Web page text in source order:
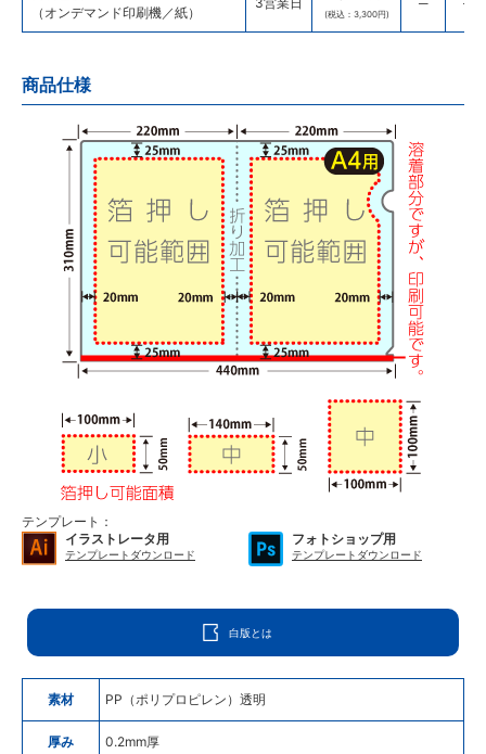
（オンデマンド印刷機／紙）
(税込：3,300円)
商品仕様
テンプレート：
イラストレータ用
テンプレートダウンロード
フォトショップ用
テンプレートダウンロード
白版とは
素材 PP（ポリプロピレン）透明
厚み 0.2mm厚